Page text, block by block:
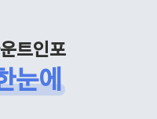
트인포
눈에